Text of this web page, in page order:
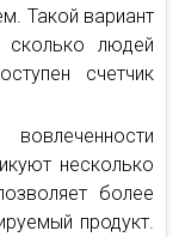
Такой вариант
сколько людей
счетчик
несколько
более
продукт.